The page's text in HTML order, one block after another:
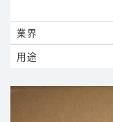
業界
用途